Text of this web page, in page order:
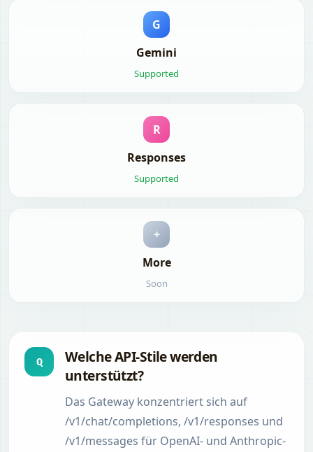
G
Gemini
Supported
R
Responses
Supported
+
More
Soon
Q
Welche API-Stile werden
unterstützt?
Das Gateway konzentriert sich auf
/v1/chat/completions, /v1/responses und
/v1/messages für OpenAI- und Anthropic-